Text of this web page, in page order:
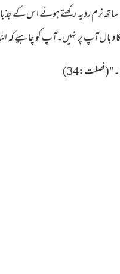
نرم رویہ رکھتے ہوئے اس کے
وبال آپ پر نہیں۔آپ کو چاہیے کہ